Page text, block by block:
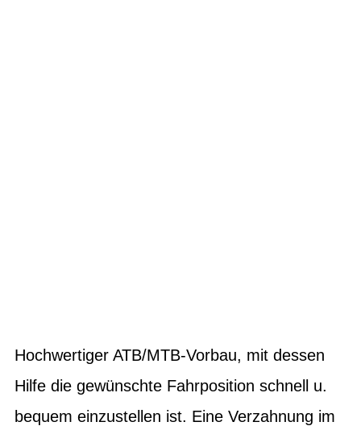
Hochwertiger ATB/MTB-Vorbau, mit dessen
Hilfe die gewünschte Fahrposition schnell u.
bequem einzustellen ist. Eine Verzahnung im